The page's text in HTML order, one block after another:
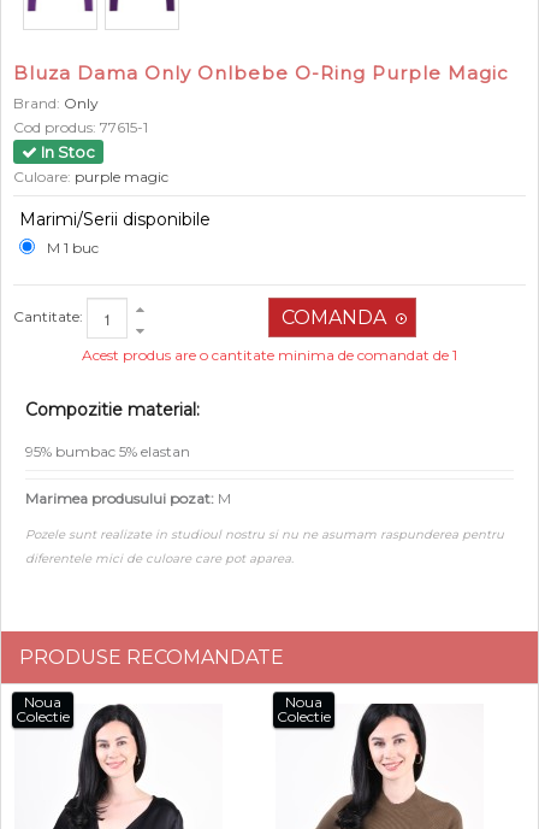
Bluza Dama Only Onlbebe O-Ring Purple Magic
Brand: Only
Cod produs: 77615-1
In Stoc
Culoare: purple magic
Marimi/Serii disponibile
M 1 buc
Cantitate:
Acest produs are o cantitate minima de comandat de 1
Compozitie material:
95% bumbac 5% elastan
Marimea produsului pozat: M
Pozele sunt realizate in studioul nostru si nu ne asumam raspunderea pentru
diferentele mici de culoare care pot aparea.
PRODUSE RECOMANDATE
Noua
Colectie
Noua
Colectie